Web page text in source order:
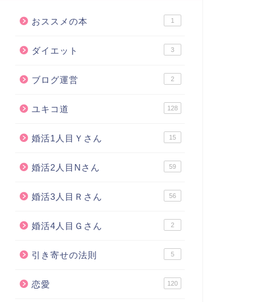
おススメの本 1
ダイエット 3
ブログ運営 2
ユキコ道 128
婚活1人目Ｙさん 15
婚活2人目Nさん 59
婚活3人目Ｒさん 56
婚活4人目Ｇさん 2
引き寄せの法則 5
恋愛 120